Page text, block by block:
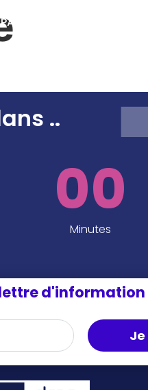
..
00
Minutes
d'information